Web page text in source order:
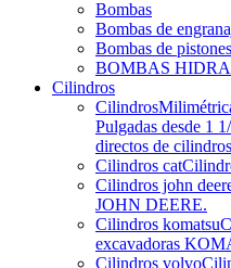
Bombas
Bombas de
Bombas de pistones
BOMBAS
Cilindros
Cilindros
Pulgadas desde 1
directos de
Cilindros cat
Cilindros john
JOHN DEERE.
Cilindros komatsu
excavadoras
Cilindros volvo